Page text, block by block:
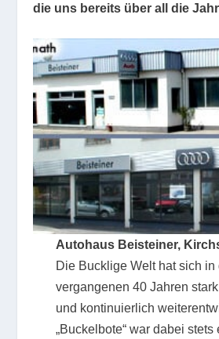
die uns bereits über all die
Autohaus Beisteiner,
Die Bucklige Welt hat sich in
vergangenen 40 Jahren
und kontinuierlich
„Buckelbote“ war dabei stets